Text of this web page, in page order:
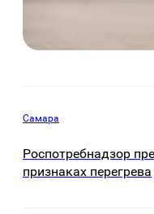
Самара
Роспотребнадзор
признаках перегрева